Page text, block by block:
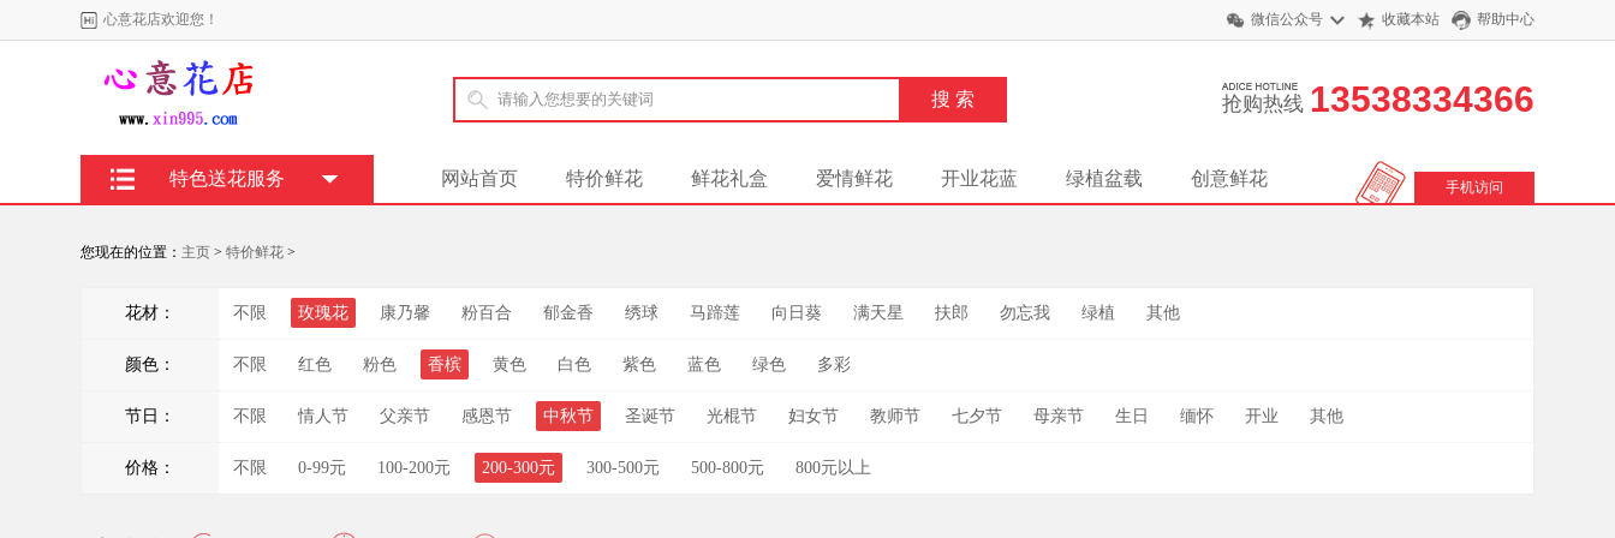
心意花店欢迎您！ 微信公众号 收藏本站 帮助中心
抢购热线 13538334366
网站首页 特价鲜花 鲜花礼盒 爱情鲜花 开业花蓝 绿植盆载 创意鲜花 手机访问
特色送花服务
您现在的位置： 主页 > 特价鲜花 >
花材： 不限 玫瑰花 康乃馨 粉百合 郁金香 绣球 马蹄莲 向日葵 满天星 扶郎 勿忘我 绿植 其他
颜色： 不限 红色 粉色 香槟 黄色 白色 紫色 蓝色 绿色 多彩
节日： 不限 情人节 父亲节 感恩节 中秋节 圣诞节 光棍节 妇女节 教师节 七夕节 母亲节 生日 缅怀 开业 其他
价格： 不限 0-99元 100-200元 200-300元 300-500元 500-800元 800元以上